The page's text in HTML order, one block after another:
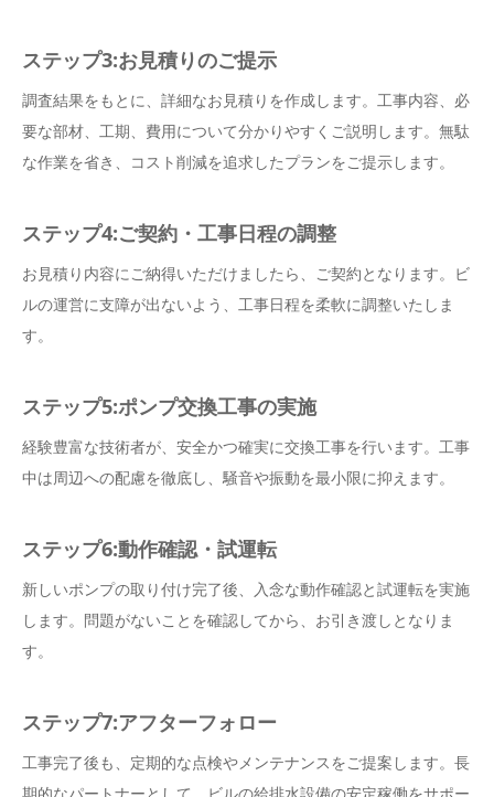
ステップ3:お見積りのご提示
調査結果をもとに、詳細なお見積りを作成します。工事内容、必
要な部材、工期、費用について分かりやすくご説明します。無駄
な作業を省き、コスト削減を追求したプランをご提示します。
ステップ4:ご契約・工事日程の調整
お見積り内容にご納得いただけましたら、ご契約となります。ビ
ルの運営に支障が出ないよう、工事日程を柔軟に調整いたしま
す。
ステップ5:ポンプ交換工事の実施
経験豊富な技術者が、安全かつ確実に交換工事を行います。工事
中は周辺への配慮を徹底し、騒音や振動を最小限に抑えます。
ステップ6:動作確認・試運転
新しいポンプの取り付け完了後、入念な動作確認と試運転を実施
します。問題がないことを確認してから、お引き渡しとなりま
す。
ステップ7:アフターフォロー
工事完了後も、定期的な点検やメンテナンスをご提案します。長